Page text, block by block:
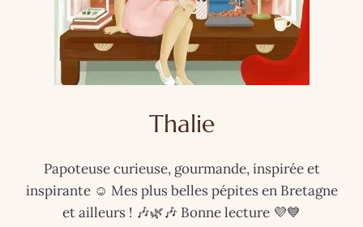
Thalie
Papoteuse curieuse, gourmande, inspirée et
inspirante ☺️ Mes plus belles pépites en Bretagne
et ailleurs ! 🎶🌿🎶 Bonne lecture 💜💙